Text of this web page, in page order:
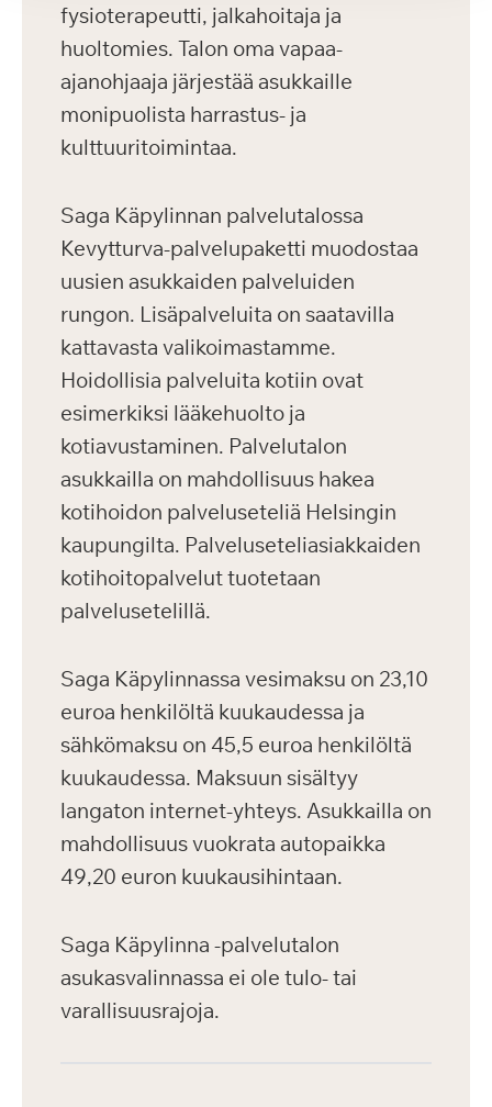
fysioterapeutti, jalkahoitaja ja
huoltomies. Talon oma vapaa-
ajanohjaaja järjestää asukkaille
monipuolista harrastus- ja
kulttuuritoimintaa.
Saga Käpylinnan palvelutalossa
Kevytturva-palvelupaketti muodostaa
uusien asukkaiden palveluiden
rungon. Lisäpalveluita on saatavilla
kattavasta valikoimastamme.
Hoidollisia palveluita kotiin ovat
esimerkiksi lääkehuolto ja
kotiavustaminen. Palvelutalon
asukkailla on mahdollisuus hakea
kotihoidon palveluseteliä Helsingin
kaupungilta. Palveluseteliasiakkaiden
kotihoitopalvelut tuotetaan
palvelusetelillä.
Saga Käpylinnassa vesimaksu on 23,10
euroa henkilöltä kuukaudessa ja
sähkömaksu on 45,5 euroa henkilöltä
kuukaudessa. Maksuun sisältyy
langaton internet-yhteys. Asukkailla on
mahdollisuus vuokrata autopaikka
49,20 euron kuukausihintaan.
Saga Käpylinna -palvelutalon
asukasvalinnassa ei ole tulo- tai
varallisuusrajoja.